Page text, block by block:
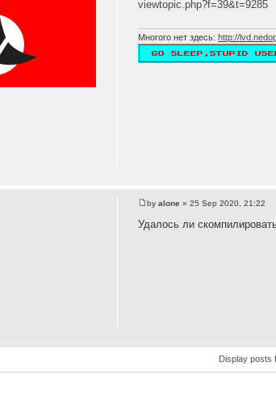
viewtopic.php?f=39&t=9285
Многого нет здесь:http://
byalone » 25 Sep 2020, 21:22
Удалось ли
Display posts